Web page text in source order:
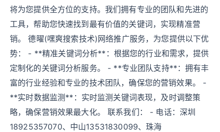
将为您提供全方位的支持。我们拥有专业的团队和先进的
工具，帮助您快速找到最有价值的关键词，实现精准营
销。 德曜(嘿爽搜索技术)网络推广服务，为您提供以下优
势： - **精准关键词分析**：根据您的行业和需求，提供
定制化的关键词分析服务。 - **专业团队支持**：拥有丰
富的行业经验和专业的技术团队，确保您的营销效果。 -
**实时数据监测**：实时监测关键词表现，及时调整策
略，确保营销效果最大化。 联系我们： - 电话：深圳
18925357070、中山13531830099、珠海